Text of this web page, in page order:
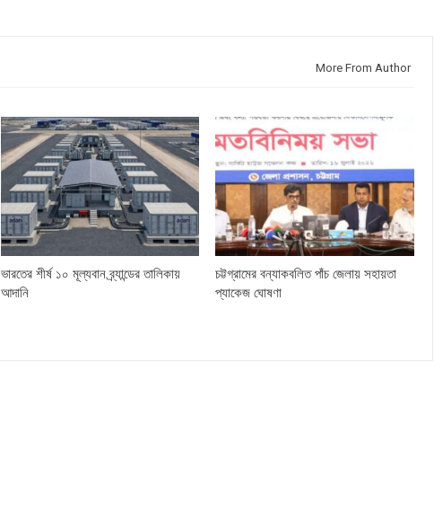
More From Author
ভারতের শীর্ষ ১০ মূল্যবান ব্র্যান্ডের তালিকায়
আদানি
চট্টগ্রামের বন্যাকবলিত পাঁচ জেলায় সহায়তা
প্যাকেজ ঘোষণা